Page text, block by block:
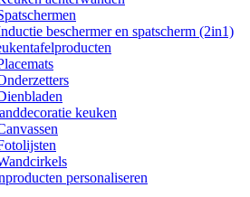
beschermer en spatscherm (2in1)
keuken
personaliseren